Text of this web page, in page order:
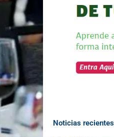
Noticias recientes